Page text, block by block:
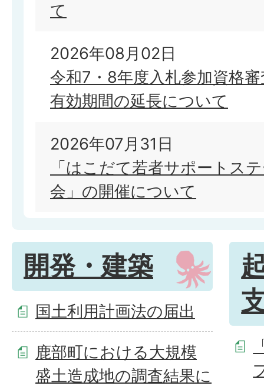
て
2026年08月02日
令和7・8年度入札参加資格
有効期間の延長について
2026年07月31日
「はこだて若者サポートス
会」の開催について
開発・建築
国土利用計画法の届出
鹿部町における大規模
盛土造成地の調査結果に